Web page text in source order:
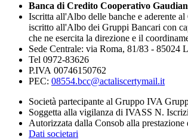
Banca di Credito Cooperativo
Iscritta all'Albo delle banche e aderente
iscritto all'Albo dei Gruppi Bancari con
che ne esercita la direzione e il
Sede Centrale: via Roma, 81/83 - 85024
Tel 0972-83626
P.IVA 00746150762
PEC: 08554.bcc@actaliscertymail.it
Società partecipante al Gruppo IVA
Soggetta alla vigilanza di IVASS N.
Autorizzata dalla Consob alla
Dati societari